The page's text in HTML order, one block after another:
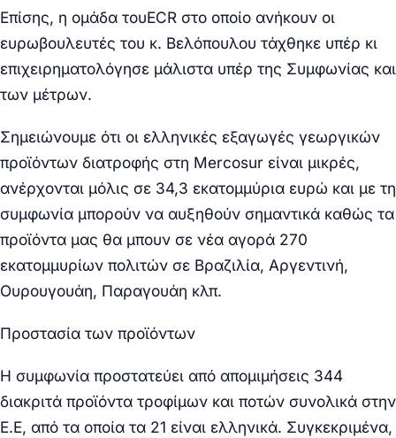
Επίσης, η ομάδα τουECR στο οποίο ανήκουν οι
ευρωβουλευτές του κ. Βελόπουλου τάχθηκε υπέρ κι
επιχειρηματολόγησε μάλιστα υπέρ της Συμφωνίας και
των μέτρων.
Σημειώνουμε ότι οι ελληνικές εξαγωγές γεωργικών
προϊόντων διατροφής στη Mercosur είναι μικρές,
ανέρχονται μόλις σε 34,3 εκατομμύρια ευρώ και με τη
συμφωνία μπορούν να αυξηθούν σημαντικά καθώς τα
προϊόντα μας θα μπουν σε νέα αγορά 270
εκατομμυρίων πολιτών σε Βραζιλία, Αργεντινή,
Ουρουγουάη, Παραγουάη κλπ.
Προστασία των προϊόντων
Η συμφωνία προστατεύει από απομιμήσεις 344
διακριτά προϊόντα τροφίμων και ποτών συνολικά στην
Ε.Ε, από τα οποία τα 21 είναι ελληνικά. Συγκεκριμένα,